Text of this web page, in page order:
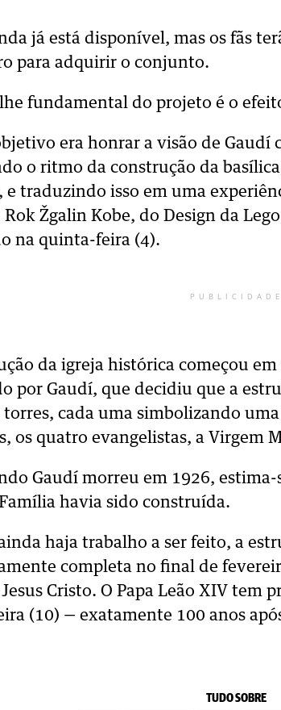
já está disponível, mas os fãs
para adquirir o conjunto.
fundamental do projeto é o
era honrar a visão de Gaudí
o ritmo da construção da
e traduzindo isso em uma
Rok Žgalin Kobe, do Design da
na quinta-feira (4).
PUBLICIDADE
da igreja histórica começou
por Gaudí, que decidiu que a
torres, cada uma simbolizando
os quatro evangelistas, a Virgem
Gaudí morreu em 1926, estima-
havia sido construída.
haja trabalho a ser feito, a
completa no final de
Cristo. O Papa Leão XIV tem
(10) — exatamente 100 anos
TUDO SOBRE